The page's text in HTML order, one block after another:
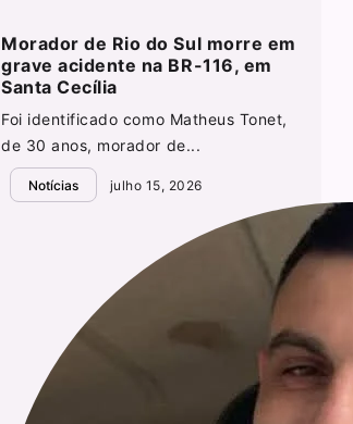
Morador de Rio do Sul morre em
grave acidente na BR-116, em
Santa Cecília
Foi identificado como Matheus Tonet,
de 30 anos, morador de...
Notícias julho 15, 2026